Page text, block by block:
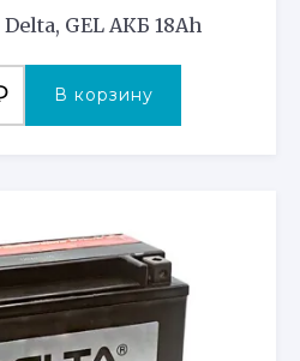
GEL АКБ 18Ah
В корзину